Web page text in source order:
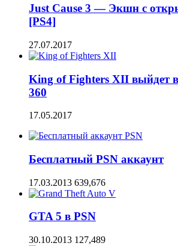
Just Cause 3 — Экшн с
[PS4]
27.07.2017
King of Fighters XII выйдет
360
17.05.2017
Бесплатный PSN аккаунт
17.03.2013 639,676
GTA 5 в PSN
30.10.2013 127,489